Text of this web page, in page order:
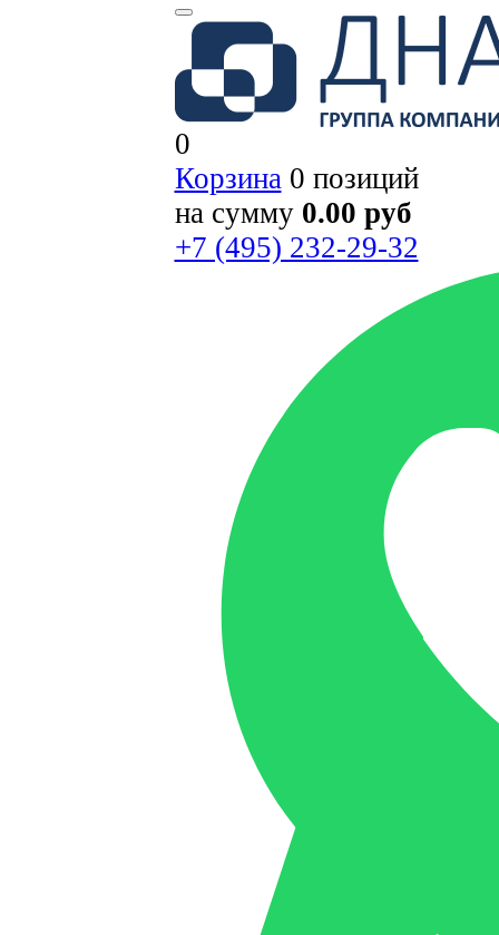
0
Корзина0 позиций
на сумму 0.00 руб
+7 (495) 232-29-32